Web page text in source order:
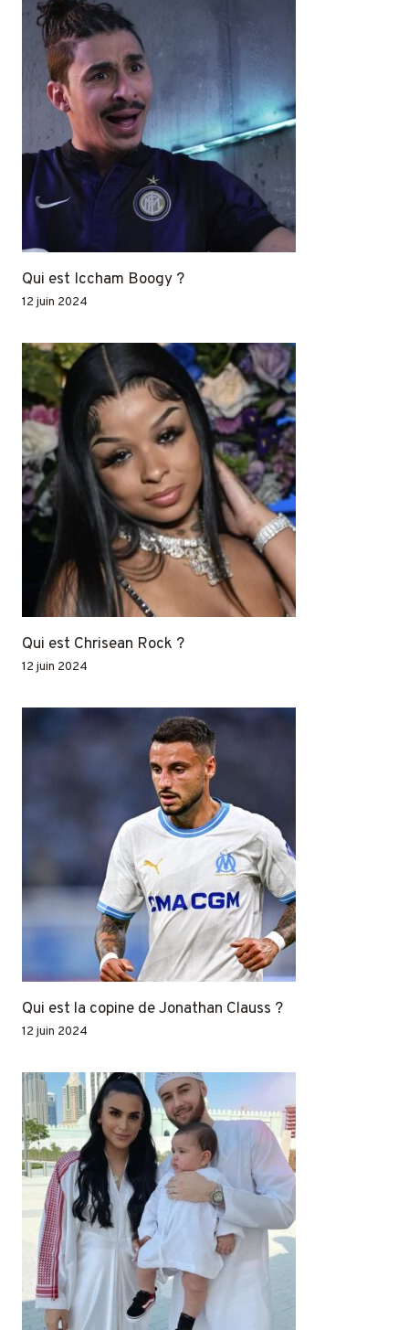
Qui est Iccham Boogy ?
12 juin 2024
Qui est Chrisean Rock ?
12 juin 2024
Qui est la copine de Jonathan Clauss ?
12 juin 2024